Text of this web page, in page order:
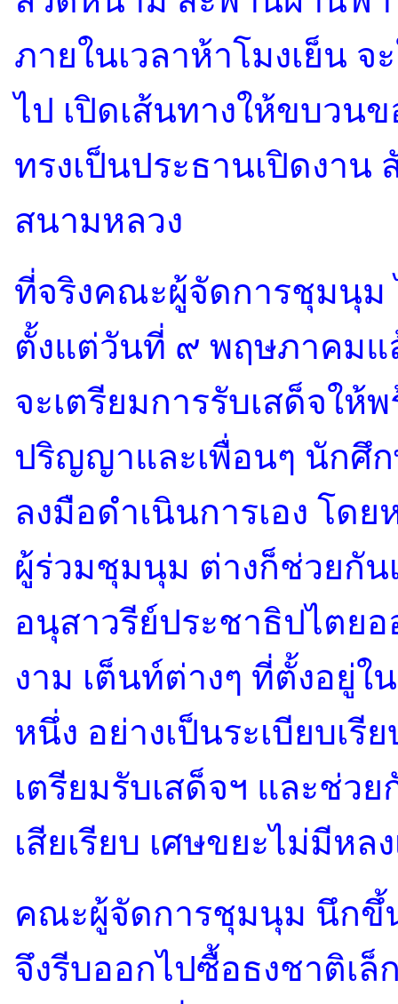
ภายในเวลาห้าโมงเย็น
ไป เปิดเส้นทางให้ขบวน
ทรงเป็นประธานเปิดงา
สนามหลวง
ที่จริงคณะผู้จัดการชุมนุม
ตั้งแต่วันที่ ๙ พฤษภาคมแ
จะเตรียมการรับเสด็จใ
ปริญญาและเพื่อนๆ นักศึ
ลงมือดำเนินการเอง โด
ผู้ร่วมชุมนุม ต่างก็ช่วยกัน
อนุสาวรีย์ประชาธิปไตย
งาม เต็นท์ต่างๆ ที่ตั้งอยู่ใ
หนึ่ง อย่างเป็นระเบียบเ
เตรียมรับเสด็จฯ และช่ว
เสียเรียบ เศษขยะไม่มีหล
คณะผู้จัดการชุมนุม นึกขึ้
จึงรีบออกไปซื้อธงชาติเ